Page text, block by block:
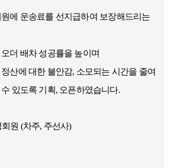
에 운송료를 선지급하여 보장해드리는
더 배차 성공률을 높이며
산에 대한 불안감, 소모되는 시간을 줄여
있도록 기획, 오픈하였습니다.
원 (차주, 주선사)